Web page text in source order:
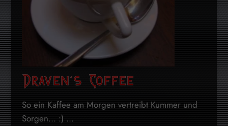
Draven’s Coffee
So ein Kaffee am Morgen vertreibt Kummer und
Sorgen... :) ...